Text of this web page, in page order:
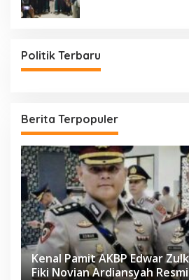
Politik Terbaru
Berita Terpopuler
Kenal Pamit AKBP Edwar
Fiki Novian Ardiansyah